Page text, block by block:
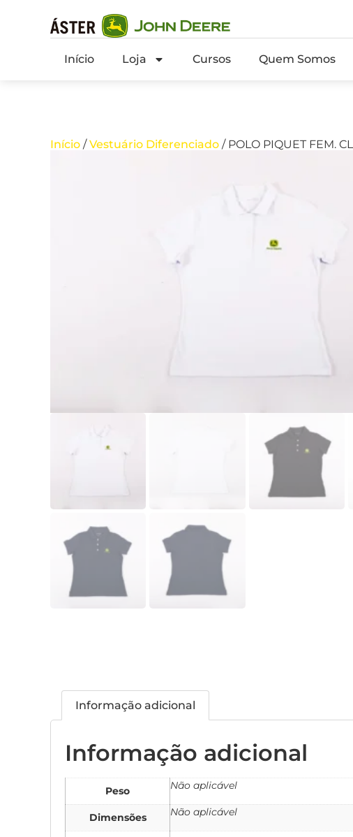
Início Loja Cursos Quem Somos
Início /Vestuário Diferenciado / POLO PIQUET FEM.
Informação adicional
Informação adicional
Peso Não aplicável
Dimensões Não aplicável